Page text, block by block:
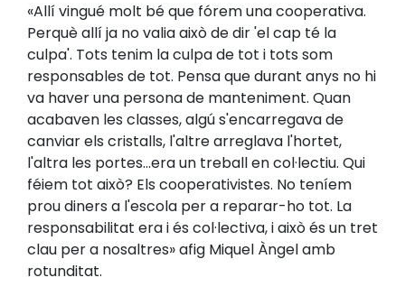
«Allí vingué molt bé que fórem una cooperativa.
Perquè allí ja no valia això de dir 'el cap té la
culpa'. Tots tenim la culpa de tot i tots som
responsables de tot. Pensa que durant anys no hi
va haver una persona de manteniment. Quan
acabaven les classes, algú s'encarregava de
canviar els cristalls, l'altre arreglava l'hortet,
l'altra les portes...era un treball en col·lectiu. Qui
féiem tot això? Els cooperativistes. No teníem
prou diners a l'escola per a reparar-ho tot. La
responsabilitat era i és col·lectiva, i això és un tret
clau per a nosaltres» afig Miquel Àngel amb
rotunditat.